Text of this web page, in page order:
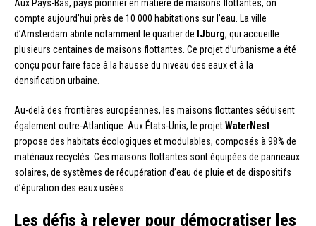
Aux Pays-Bas, pays pionnier en matière de maisons flottantes, on
compte aujourd’hui près de 10 000 habitations sur l’eau. La ville
d’Amsterdam abrite notamment le quartier de IJburg, qui accueille
plusieurs centaines de maisons flottantes. Ce projet d’urbanisme a été
conçu pour faire face à la hausse du niveau des eaux et à la
densification urbaine.
Au-delà des frontières européennes, les maisons flottantes séduisent
également outre-Atlantique. Aux États-Unis, le projetWaterNest
propose des habitats écologiques et modulables, composés à 98% de
matériaux recyclés. Ces maisons flottantes sont équipées de panneaux
solaires, de systèmes de récupération d’eau de pluie et de dispositifs
d’épuration des eaux usées.
Les défis à relever pour démocratiser les